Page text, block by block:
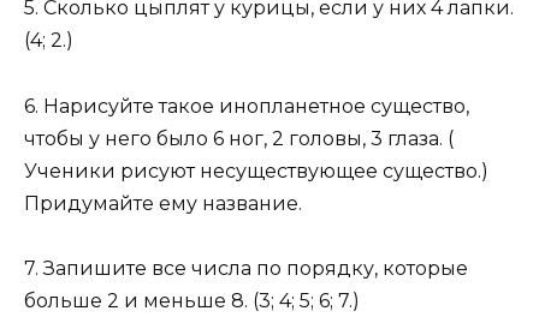
5. Сколько цыплят у курицы, если у них 4 лапки.
(4; 2.)
6. Нарисуйте такое инопланетное существо,
чтобы у него было 6 ног, 2 головы, 3 глаза. (
Ученики рисуют несуществующее существо.)
Придумайте ему название.
7. Запишите все числа по порядку, которые
больше 2 и меньше 8. (3; 4; 5; 6; 7.)